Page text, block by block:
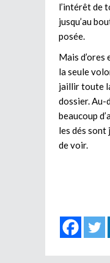
l’intérêt de
jusqu’au
posée.
Mais d’ores
la seule
jaillir toute
dossier. Au-
beaucoup
les dés
de voir.